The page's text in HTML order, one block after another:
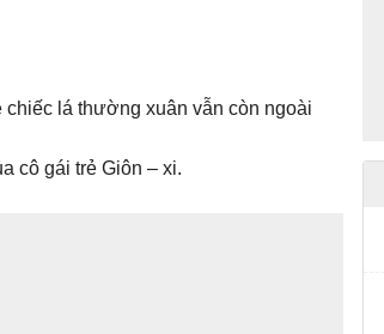
lá thường xuân vẫn còn ngoài
cô gái trẻ Giôn – xi.